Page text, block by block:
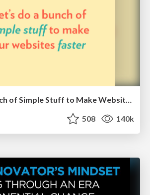
Let's Do A Bunch of Simple Stuff to Make Websites Faster
508 140k